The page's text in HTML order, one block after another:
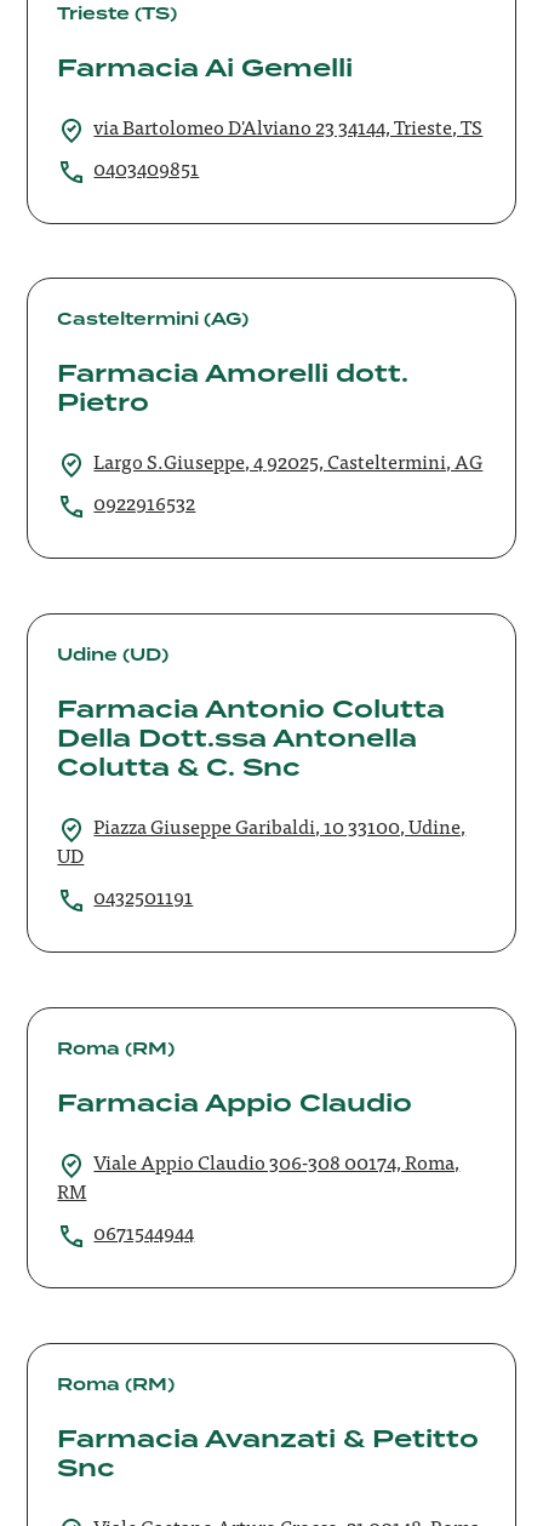
Trieste (TS)
Farmacia Ai Gemelli
via Bartolomeo D'Alviano 23 34144, Trieste, TS
0403409851
Casteltermini (AG)
Farmacia Amorelli dott.
Pietro
Largo S.Giuseppe, 4 92025, Casteltermini, AG
0922916532
Farmacia
Amorelli
Pietro
Udine (UD)
Farmacia Antonio Colutta
Della Dott.ssa Antonella
Colutta & C. Snc
Piazza Giuseppe Garibaldi, 10 33100, Udine,
UD
0432501191
Farmacia
Antonio
Della
Dott.ssa
Antonella
Snc
Roma (RM)
Farmacia Appio Claudio
Viale Appio Claudio 306-308 00174, Roma,
RM
0671544944
Farmacia
Appio
Roma (RM)
Farmacia Avanzati & Petitto
Snc
Farmacia
Avanzati
Petitto
Snc